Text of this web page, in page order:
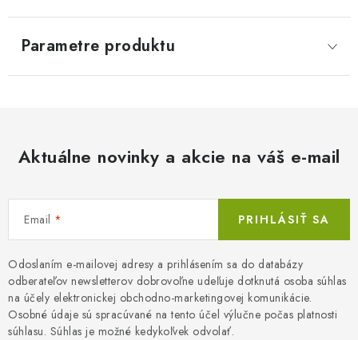
Parametre produktu
Aktuálne novinky a akcie na váš e-mail
Email
Odoslaním e-mailovej adresy a prihlásením sa do databázy
odberateľov newsletterov dobrovoľne udeľuje dotknutá osoba súhlas
na účely elektronickej obchodno-marketingovej komunikácie.
Osobné údaje sú spracúvané na tento účel výlučne počas platnosti
súhlasu. Súhlas je možné kedykoľvek odvolať.
PRIHLÁSIŤ SA